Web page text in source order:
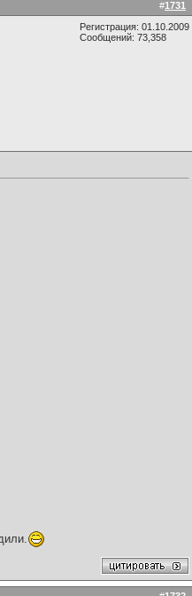
#1731
Регистрация: 01.10.2009
Сообщений: 73,358